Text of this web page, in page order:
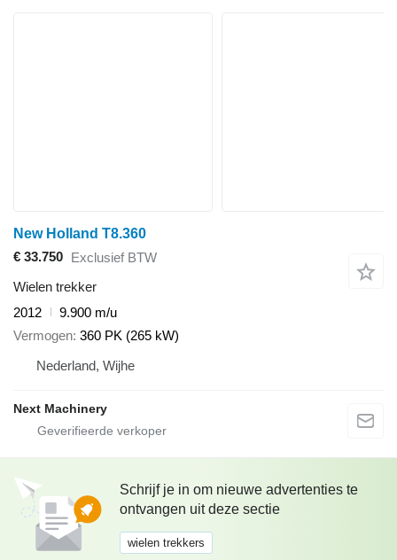
New Holland T8.360
€ 33.750
Exclusief BTW
Wielen trekker
2012
9.900 m/u
Vermogen 360 PK (265 kW)
Nederland, Wijhe
Next Machinery
Schrijf je in om nieuwe advertenties te
ontvangen uit deze sectie
wielen trekkers